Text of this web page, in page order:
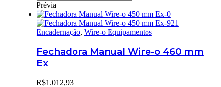
Prévia
Encadernação, Wire-o Equipamentos
Fechadora Manual Wire-o 460 mm
Ex
R$1.012,93